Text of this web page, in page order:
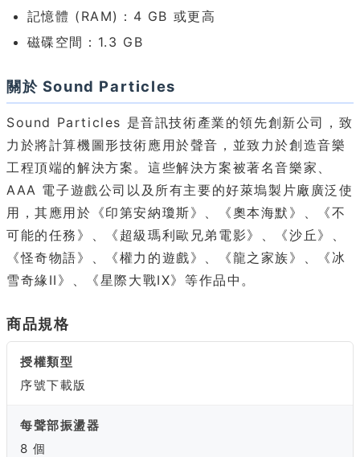
記憶體 (RAM)：4 GB 或更高
磁碟空間：1.3 GB
關於 Sound Particles
Sound Particles 是音訊技術產業的領先創新公司，致
力於將計算機圖形技術應用於聲音，並致力於創造音樂
工程頂端的解決方案。這些解決方案被著名音樂家、
AAA 電子遊戲公司以及所有主要的好萊塢製片廠廣泛使
用，其應用於《印第安納瓊斯》、《奧本海默》、《不
可能的任務》、《超級瑪利歐兄弟電影》、《沙丘》、
《怪奇物語》、《權力的遊戲》、《龍之家族》、《冰
雪奇緣II》、《星際大戰IX》等作品中。
商品規格
授權類型
序號下載版
每聲部振盪器
8 個